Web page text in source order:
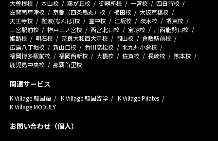
大曽根校
本山校 藤が丘校 御器所校 一宮校
四日市校
滋賀南草津校
京都（四条烏丸）校 梅田校
大阪京橋校
天王寺校
難波(なんば)校 豊中校 江坂校 茨木校
堺東校
三宮駅前校
神戸三ノ宮校 西宮北口校 宝塚校
川西能勢口校
姫路校
明石校 奈良大和西大寺校 岡山校
倉敷駅前校
広島八丁堀校
新山口校 香川高松校
北九州小倉校
福岡博多駅前校
福岡西新校 大橋校 佐賀校 長崎校
熊本校
鹿児島中央校
那覇首里校
関連サービス
K Village 韓国語 K Village 韓国留学
K Village Pilates
K Village MODULY
お問い合わせ（個人）